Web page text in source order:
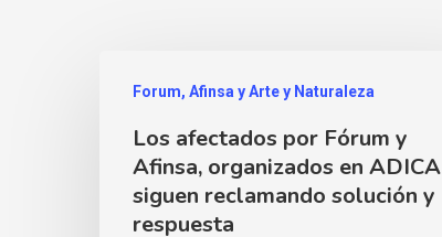
Forum, Afinsa y Arte y Naturaleza
Los afectados por Fórum y
Afinsa, organizados en
siguen reclamando solución y
respuesta